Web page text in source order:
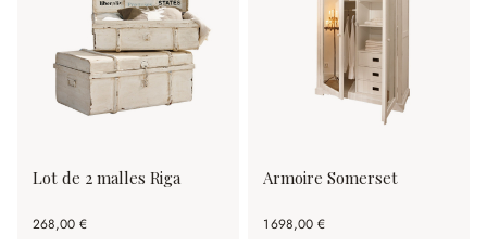
Lot de 2 malles Riga
268,00 €
Armoire Somerset
1 698,00 €